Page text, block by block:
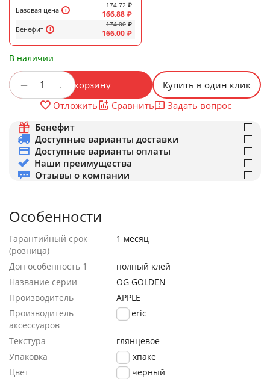
Базовая цена
Бенефит
174.72 ₽
166.88₽
174.00 ₽
166.00₽
В наличии
+
− В корзину
Купить в один клик
Отложить
Сравнить
Задать вопрос
Бенефит
Доступные варианты доставки
Доступные варианты оплаты
Наши преимущества
Отзывы о компании
Особенности
Гарантийный срок
(розница)
1 месяц
Доп особенность 1
полный клей
Название серии
OG GOLDEN
Производитель
APPLE
Производитель
аксессуаров
generic
Текстура
глянцевое
Упаковка
в техпаке
Цвет
черный